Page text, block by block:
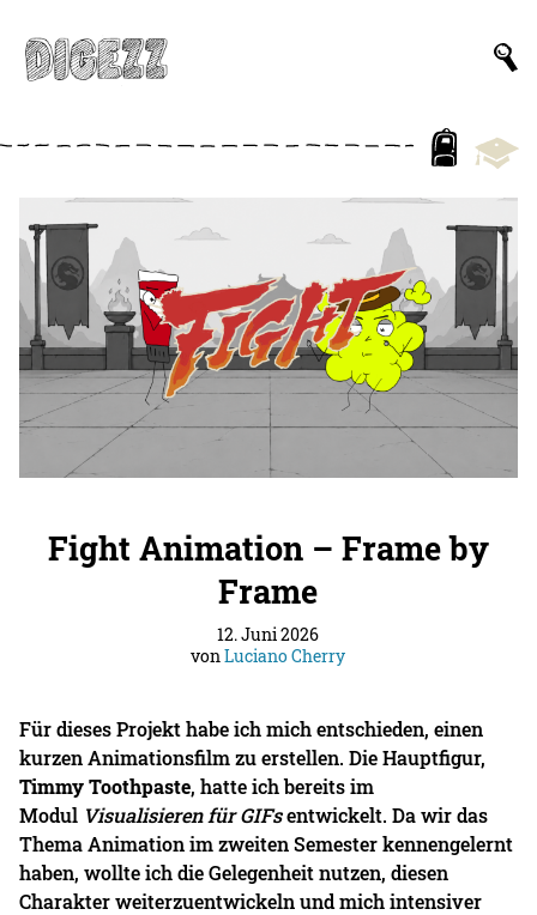
Fight Animation – Frame by
Frame
12. Juni 2026
vonLuciano Cherry
Für dieses Projekt habe ich mich entschieden, einen
kurzen Animationsfilm zu erstellen. Die Hauptfigur,
Timmy Toothpaste, hatte ich bereits im
Modul Visualisieren für GIFsentwickelt. Da wir das
Thema Animation im zweiten Semester kennengelernt
haben, wollte ich die Gelegenheit nutzen, diesen
Charakter weiterzuentwickeln und mich intensiver